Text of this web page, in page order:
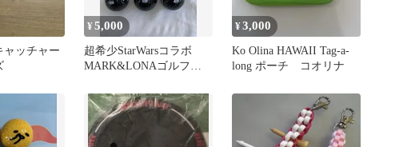
ャッチャー
¥5,000
超希少StarWarsコラボ
MARK&LONAゴルフボ
き
¥3,000
Ko Olina HAWAII Tag-a-
long ポーチ コオリナ